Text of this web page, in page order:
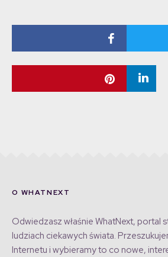
O WHATNEXT
Odwiedzasz właśnie WhatNext, portal
ludziach ciekawych świata.
Internetu i wybieramy to co nowe,